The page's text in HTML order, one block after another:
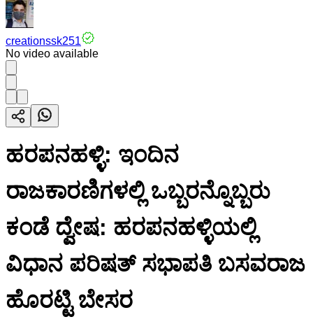
creationssk251
No video available
ಹರಪನಹಳ್ಳಿ: ಇಂದಿನ
ರಾಜಕಾರಣಿಗಳಲ್ಲಿ ಒಬ್ಬರನ್ನೊಬ್ಬರು
ಕಂಡೆ ದ್ವೇಷ: ಹರಪನಹಳ್ಳಿಯಲ್ಲಿ
ವಿಧಾನ ಪರಿಷತ್ ಸಭಾಪತಿ ಬಸವರಾಜ
ಹೊರಟ್ಟಿ ಬೇಸರ